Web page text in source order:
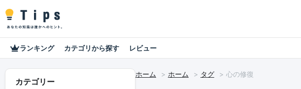
ランキング カテゴリから探す レビュー
カテゴリー
ホーム ホーム タグ 心の修復